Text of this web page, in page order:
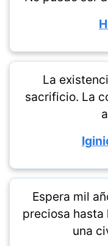
La
sacrificio. La
Espera mil
preciosa hasta
una